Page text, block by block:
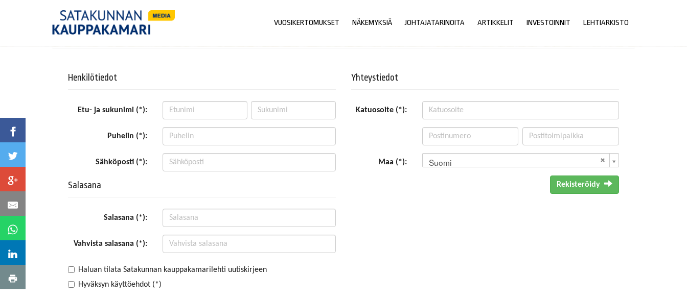
VUOSIKERTOMUKSET NÄKEMYKSIÄ JOHTAJATARINOITA ARTIKKELIT INVESTOINNIT LEHTIARKISTO
Henkilötiedot
Etu- ja sukunimi (*):
Puhelin (*):
Sähköposti (*):
Salasana
Salasana (*):
Vahvista salasana (*):
Yhteystiedot
Katuosoite (*):
Maa (*): Suomi
Rekisteröidy
Haluan tilata Satakunnan kauppakamarilehti uutiskirjeen
Hyväksyn käyttöehdot (*)